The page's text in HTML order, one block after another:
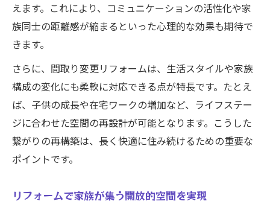
えます。これにより、コミュニケーションの活性化や家
族同士の距離感が縮まるといった心理的な効果も期待で
きます。
さらに、間取り変更リフォームは、生活スタイルや家族
構成の変化にも柔軟に対応できる点が特長です。たとえ
ば、子供の成長や在宅ワークの増加など、ライフステー
ジに合わせた空間の再設計が可能となります。こうした
繋がりの再構築は、長く快適に住み続けるための重要な
ポイントです。
リフォームで家族が集う開放的空間を実現